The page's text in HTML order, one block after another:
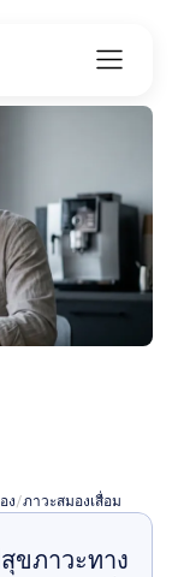
ง/ภาวะสมองเสื่อม
ขภาวะทาง